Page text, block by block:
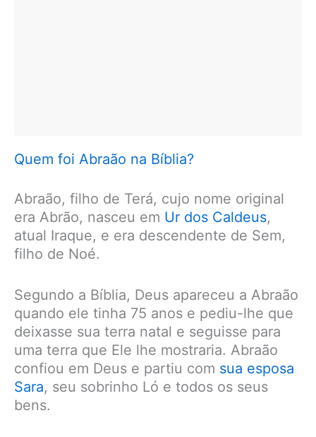
Quem foi Abraão na Bíblia?
Abraão, filho de Terá, cujo nome original
era Abrão, nasceu em Ur dos Caldeus,
atual Iraque, e era descendente de Sem,
filho de Noé.
Segundo a Bíblia, Deus apareceu a Abraão
quando ele tinha 75 anos e pediu-lhe que
deixasse sua terra natal e seguisse para
uma terra que Ele lhe mostraria. Abraão
confiou em Deus e partiu com sua esposa
Sara, seu sobrinho Ló e todos os seus
bens.